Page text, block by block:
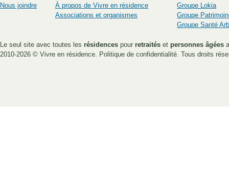
Nous joindre
À propos de Vivre en résidence
Associations et organismes
Groupe Lokia
Groupe
Groupe Santé
Le seul site avec toutes les résidences pour retraités et personnes âgées
2010-2026 © Vivre en résidence Politique de confidentialité . Tous droits